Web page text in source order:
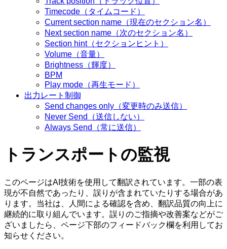
Timecode（タイムコード）
Current section name（現在のセクション名）
Next section name（次のセクション名）
Section hint（セクションヒント）
Volume（音量）
Brightness（輝度）
BPM
Play mode（再生モード）
出力レート制御
Send changes only（変更時のみ送信）
Never Send（送信しない）
Always Send（常に送信）
トランスポートの監視
このページはAI技術を使用して翻訳されています。一部の表
現が不自然であったり、誤りが含まれていたりする場合があ
ります。当社は、人間による確認を含め、翻訳品質の向上に
継続的に取り組んでいます。誤りのご指摘や改善案などがご
ざいましたら、ページ下部のフィードバック欄を利用してお
知らせください。